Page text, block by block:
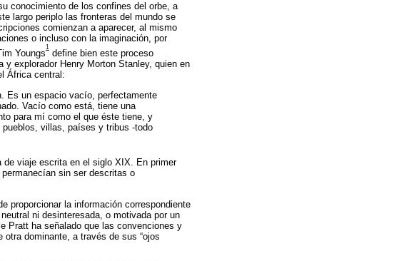
conocimiento de los confines del orbe, a
largo periplo las fronteras del mundo se
comienzan a aparecer, al mismo
o incluso con la imaginación, por
Youngs
1
define bien este proceso
y explorador Henry Morton Stanley, quien en
África central:
Es un espacio vacío, perfectamente
Vacío como está, tiene una
para mí como el que éste tiene, y
villas, países y tribus -todo
viaje escrita en el siglo XIX. En primer
sin ser descritas o
proporcionar la información correspondiente
ni desinteresada, o motivada por un
Pratt ha señalado que las convenciones y
dominante, a través de sus “ojos